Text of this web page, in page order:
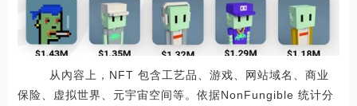
从內容上，NFT 包含工艺品、游戏、网站域名、商业
保险、虚拟世界、元宇宙空间等。依据NonFungible 统计分